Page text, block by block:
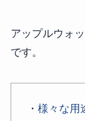
アップルウォ
です。
・ 様々な用